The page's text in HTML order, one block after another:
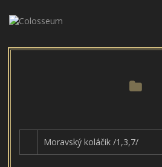
Moravský koláčik /1,3,7/